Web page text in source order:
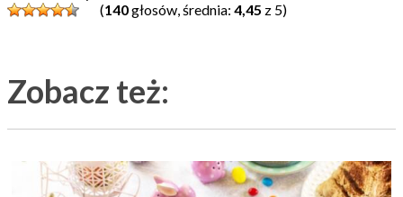
(140głosów, średnia: 4,45 z 5)
Zobacz też: